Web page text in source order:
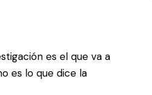
es el que va a
es lo que dice la